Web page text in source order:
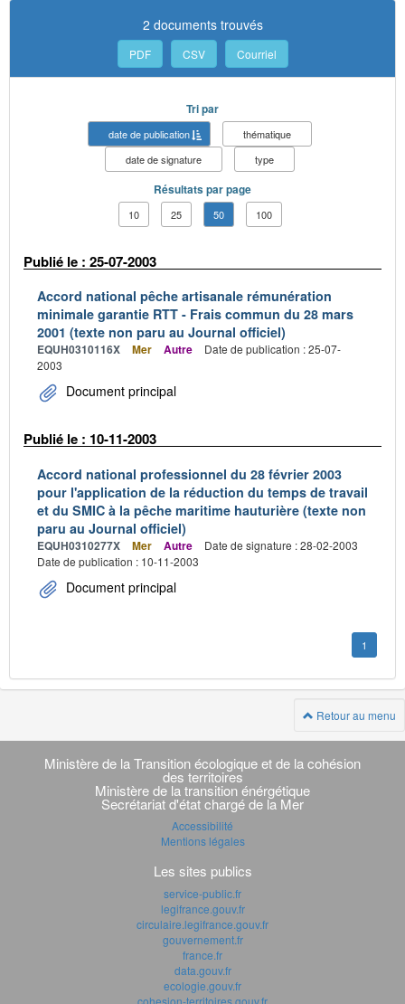
2 documents trouvés
PDF CSV Courriel
Tri par
date de publication
thématique
date de signature
type
Résultats par page
10 25 50 100
Publié le : 25-07-2003
Accord national pêche artisanale rémunération
minimale garantie RTT - Frais commun du 28 mars
2001 (texte non paru au Journal officiel)
EQUH0310116X Mer Autre
Date de publication : 25-07-
2003
Document principal
Publié le : 10-11-2003
Accord national professionnel du 28 février 2003
pour l'application de la réduction du temps de travail
et du SMIC à la pêche maritime hauturière (texte non
paru au Journal officiel)
EQUH0310277X Mer Autre
Date de signature : 28-02-2003
Date de publication : 10-11-2003
Document principal
1
Retour au menu
Navigation
transverse
Ministère de la Transition écologique et de la cohésion
des territoires
Ministère de la transition énérgétique
Secrétariat d'état chargé de la Mer
Accessibilité
Mentions légales
Les sites publics
service-public.fr
legifrance.gouv.fr
circulaire.legifrance.gouv.fr
gouvernement.fr
france.fr
data.gouv.fr
ecologie.gouv.fr
cohesion-territoires.gouv.fr